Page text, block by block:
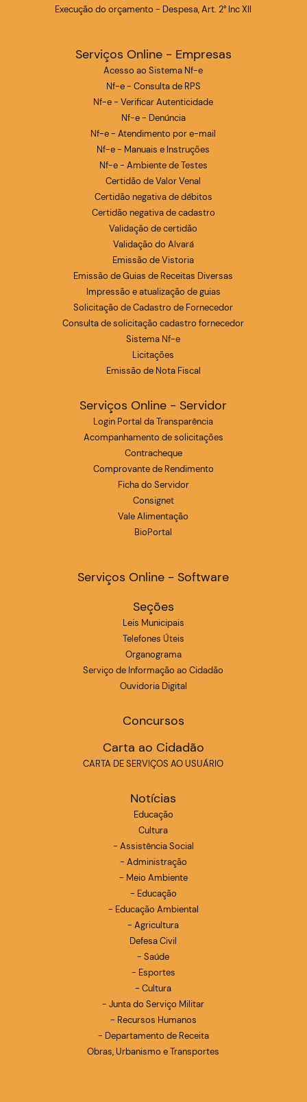
Execução do orçamento - Despesa, Art. 2° Inc XII
Serviços Online - Empresas
Acesso ao Sistema Nf-e
Nf-e - Consulta de RPS
Nf-e - Verificar Autenticidade
Nf-e - Denúncia
Nf-e - Atendimento por e-mail
Nf-e - Manuais e Instruções
Nf-e - Ambiente de Testes
Certidão de Valor Venal
Certidão negativa de débitos
Certidão negativa de cadastro
Validação de certidão
Validação do Alvará
Emissão de Vistoria
Emissão de Guias de Receitas Diversas
Impressão e atualização de guias
Solicitação de Cadastro de Fornecedor
Consulta de solicitação cadastro fornecedor
Sistema Nf-e
Licitações
Emissão de Nota Fiscal
Serviços Online - Servidor
Login Portal da Transparência
Acompanhamento de solicitações
Contracheque
Comprovante de Rendimento
Ficha do Servidor
Consignet
Vale Alimentação
BioPortal
Serviços Online - Software
Seções
Leis Municipais
Telefones Úteis
Organograma
Serviço de Informação ao Cidadão
Ouvidoria Digital
Concursos
Carta ao Cidadão
CARTA DE SERVIÇOS AO USUÁRIO
Notícias
Educação
Cultura
- Assistência Social
- Administração
- Meio Ambiente
- Educação
- Educação Ambiental
- Agricultura
Defesa Civil
- Saúde
- Esportes
- Cultura
- Junta do Serviço Militar
- Recursos Humanos
- Departamento de Receita
Obras, Urbanismo e Transportes